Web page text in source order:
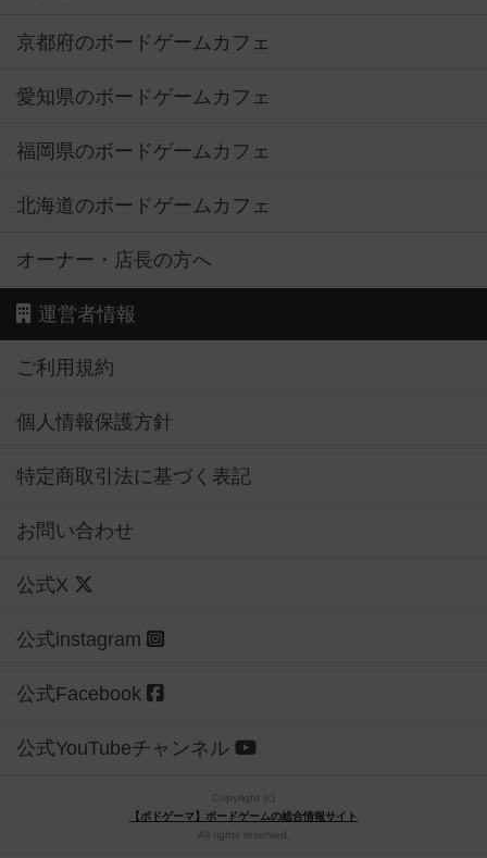
京都府のボードゲームカフェ
愛知県のボードゲームカフェ
福岡県のボードゲームカフェ
北海道のボードゲームカフェ
オーナー・店長の方へ
運営者情報
ご利用規約
個人情報保護方針
特定商取引法に基づく表記
お問い合わせ
公式X
公式instagram
公式Facebook
公式YouTubeチャンネル
Copyright (c)
【ボドゲーマ】ボードゲームの総合情報サイト
All rights reserved.